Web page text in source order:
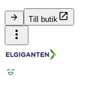
Till butik